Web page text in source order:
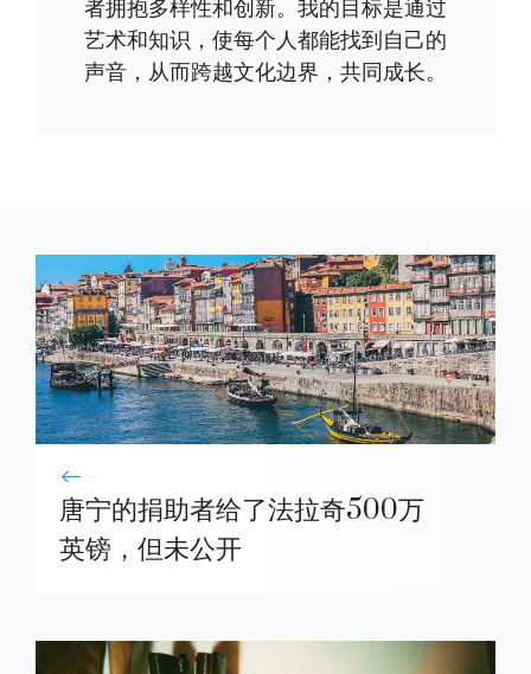
者拥抱多样性和创新。我的目标是通过
艺术和知识，使每个人都能找到自己的
声音，从而跨越文化边界，共同成长。
唐宁的捐助者给了法拉奇500万
英镑，但未公开